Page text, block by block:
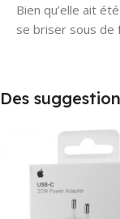
Bien qu’elle ait
se briser sous de
Des